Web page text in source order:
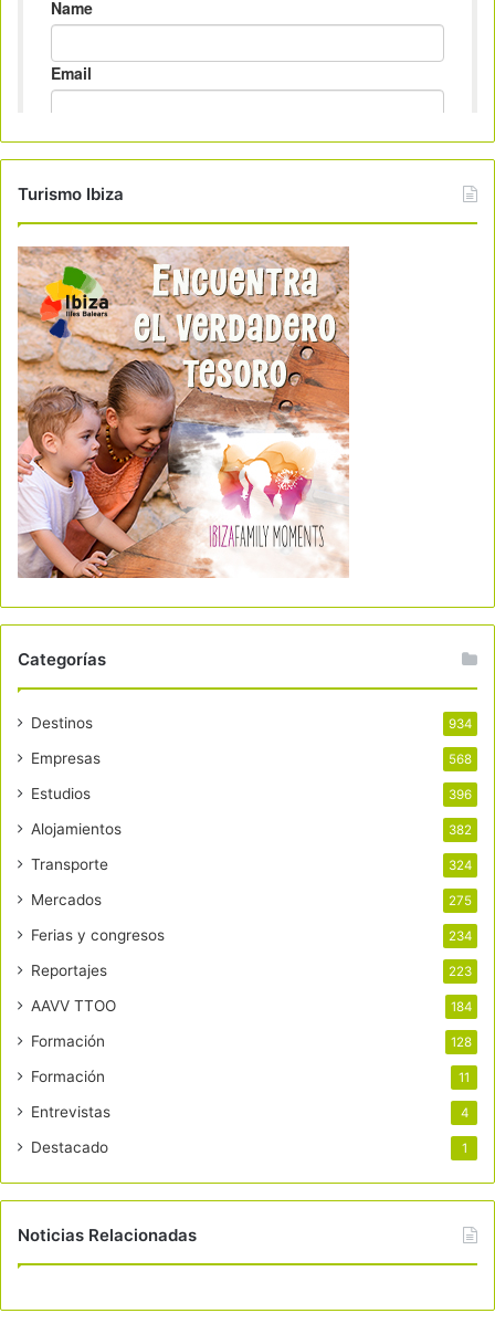
Turismo Ibiza
Categorías
Destinos 934
Empresas 568
Estudios 396
Alojamientos 382
Transporte 324
Mercados 275
Ferias y congresos 234
Reportajes 223
AAVV TTOO 184
Formación 128
Formación 11
Entrevistas 4
Destacado 1
Noticias Relacionadas